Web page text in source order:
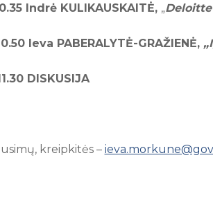
Indrė KULIKAUSKAITĖ, „
Ieva PABERALYTĖ-GRAŽIENĖ,
DISKUSIJA
kreipkitės –